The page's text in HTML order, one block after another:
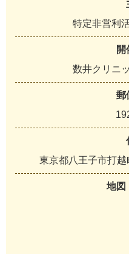
特定非営利
開
数井クリニ
郵
東京都八王子市打
地図